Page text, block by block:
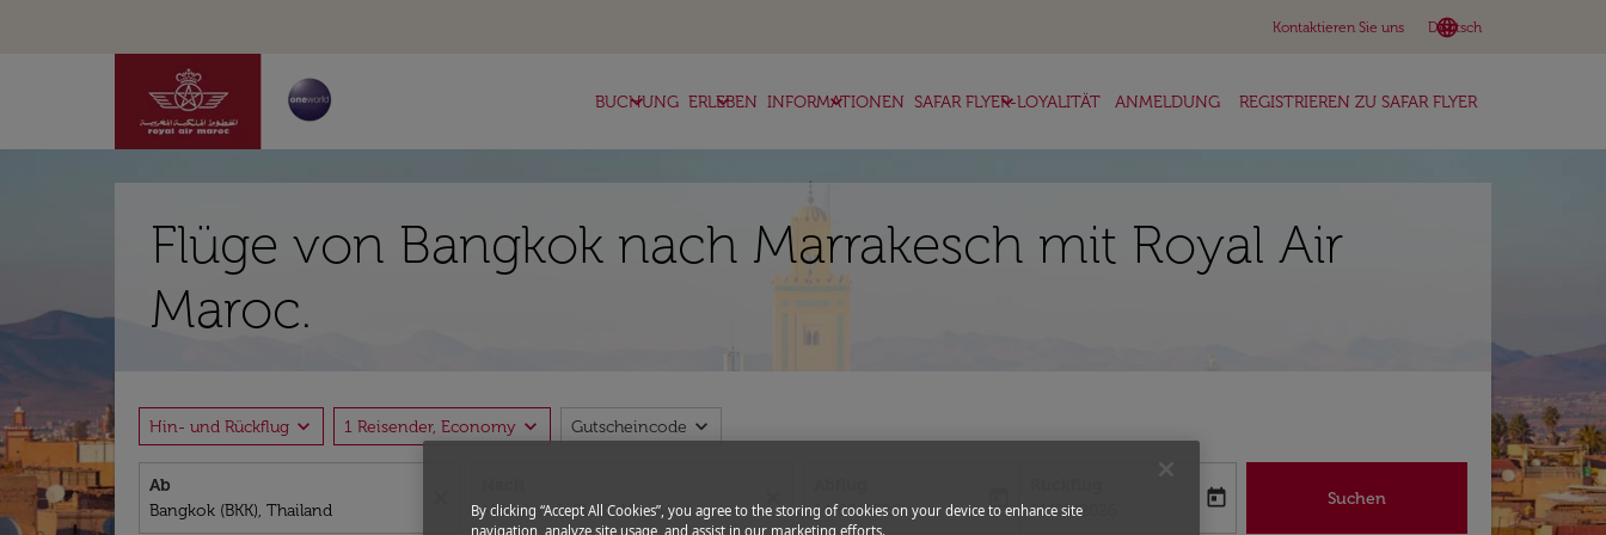
Kontaktieren Sie uns language
Deutsch
keyboard_arrow_down
BUCHUNG
keyboard_arrow_down ERLEBEN
keyboard_arrow_down INFORMATIONEN
keyboard_arrow_down SAFAR FLYER-LOYALITÄT
keyboard_arrow_down ANMELDUNG REGISTRIEREN ZU SAFAR FLYER
Flüge von Bangkok nach Marrakesch mit Royal Air
Maroc.
Hin- und Rückflug expand_more 1 Reisender, Economy expand_more Gutscheincode expand_more
Ab
fc-booking-departure-date-aria-label
14/08/2026
fc-booking-return-date-aria-label
21/08/2026
today Suchen
By clicking “Accept All Cookies”, you agree to the storing of cookies on your device to enhance site
navigation, analyze site usage, and assist in our marketing efforts.